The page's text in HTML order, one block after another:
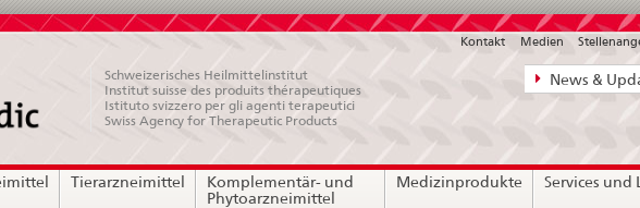
News,
Kontakt
News &
Kontakt Medien
Schweizerisches Heilmittelinstitut
Institut suisse des produits thérapeutiques
Istituto svizzero per gli agenti terapeutici
Swiss Agency for Therapeutic Products
Tierarzneimittel
Komplementär- und
Phytoarzneimittel
Medizinprodukte Services und